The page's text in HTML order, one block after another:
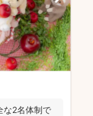
2名体制で